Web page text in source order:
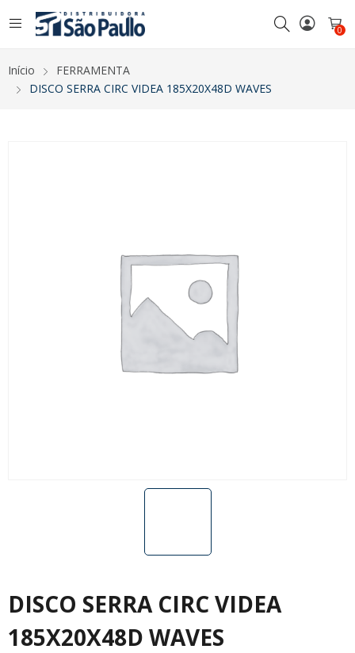
0
Início
FERRAMENTA
DISCO SERRA CIRC VIDEA 185X20X48D WAVES
DISCO SERRA CIRC VIDEA
185X20X48D WAVES